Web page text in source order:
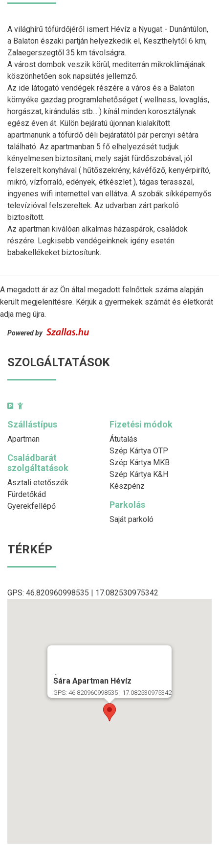
A világhírű tófürdőjéről ismert Hévíz a Nyugat - Dunántúlon,
a Balaton északi partján helyezkedik el, Keszthelytől 6 km,
Zalaegerszegtől 35 km távolságra.
A várost dombok veszik körül, mediterrán mikroklímájának
köszönhetően sok napsütés jellemző.
Az ide látogató vendégek részére a város és a Balaton
környéke gazdag programlehetőséget ( wellness, lovaglás,
horgászat, kirándulás stb... ) kínál minden korosztálynak
egész éven át. Külön bejáratú újonnan kialakított
apartmanunk a tófürdő déli bejáratától pár percnyi sétára
található. Az apartmanban 5 fő elhelyezését tudjuk
kényelmesen biztosítani, mely saját fürdőszobával, jól
felszerelt konyhával ( hűtőszekrény, kávéfőző, kenyérpirító,
mikró, vízforraló, edények, étkészlet ), tágas terasszal,
ingyenes wifi internettel van ellátva. A szobák síkképernyős
televízióval felszereltek. Az udvarban zárt parkoló
biztosított.
Az apartman kiválóan alkalmas házaspárok, családok
részére. Legkisebb vendégeinknek igény esetén
babakellékeket biztosítunk.
A megadott ár az Ön által megadott felnőttek száma alapján
került megjelenítésre. Kérjük a gyermekek számát és életkorát
adja meg újra.
Powered by
SZOLGÁLTATÁSOK
Szállástípus
Apartman
Fizetési módok
Átutalás
Szép Kártya OTP
Szép Kártya MKB
Szép Kártya K&H
Készpénz
Családbarát
szolgáltatások
Asztali etetőszék
Fürdetőkád
Gyerekfellépő
Parkolás
Saját parkoló
TÉRKÉP
GPS: 46.820960998535 | 17.082530975342
...
Sára Apartman Hévíz
GPS: 46.820960998535 ; 17.082530975342